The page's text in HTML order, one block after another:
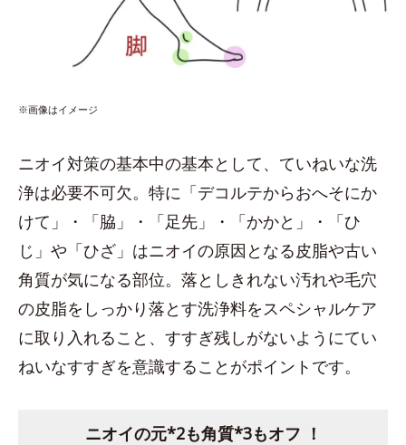
※画像はイメージ
ニオイ対策の基本中の基本として、ていねいな洗
浄は必要不可欠。特に「デコルテからおへそにか
けて」・「脇」・「足先」・「かかと」・「ひ
じ」や「ひざ」はニオイの原因となる皮脂や古い
角質が気になる部位。落としきれない汚れや毛穴
の皮脂をしっかり落とす洗浄料をスペシャルケア
に取り入れること、すすぎ残しがないようにてい
ねいなすすぎを意識することがポイントです。
ニオイの元*2も角質*3もオフ ！